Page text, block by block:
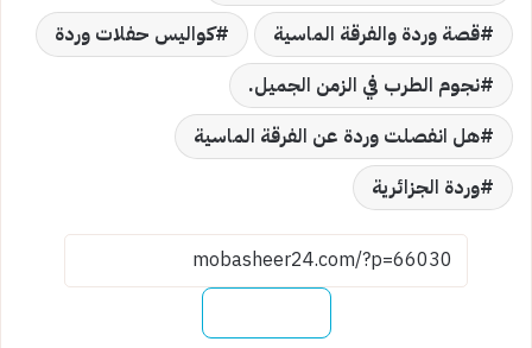
قصة وردة والفرقة الماسية
كواليس حفلات وردة
نجوم الطرب في الزمن الجميل.
هل انفصلت وردة عن الفرقة الماسية
وردة الجزائرية